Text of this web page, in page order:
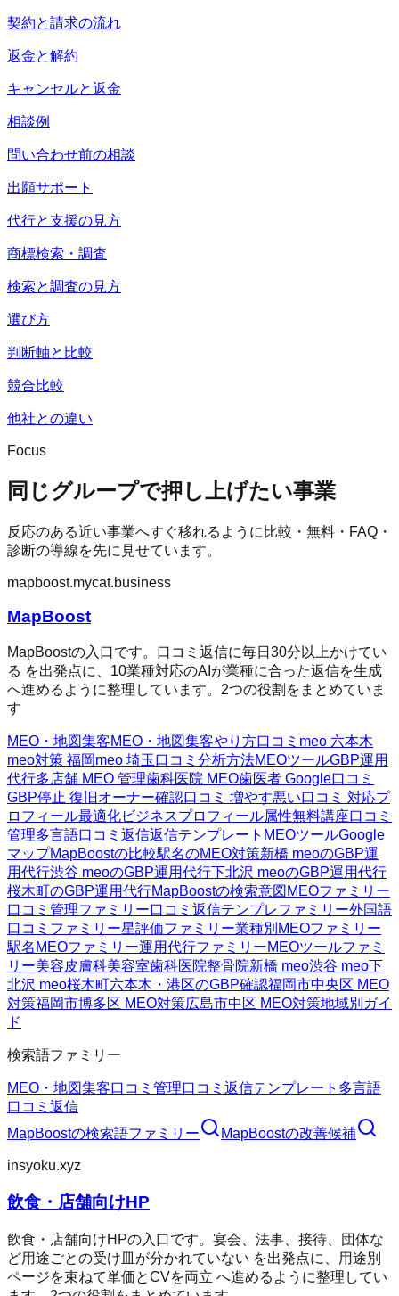
契約と請求の流れ
返金と解約
キャンセルと返金
相談例
問い合わせ前の相談
出願サポート
代行と支援の見方
商標検索・調査
検索と調査の見方
選び方
判断軸と比較
競合比較
他社との違い
Focus
同じグループで押し上げたい事業
反応のある近い事業へすぐ移れるように比較・無料・FAQ・
診断の導線を先に見せています。
mapboost.mycat.business
MapBoost
MapBoostの入口です。口コミ返信に毎日30分以上かけてい
る を出発点に、10業種対応のAIが業種に合った返信を生成
へ進めるように整理しています。2つの役割をまとめていま
す
MEO・地図集客MEO・地図集客やり方口コミ meo 六本木
meo対策 福岡meo 埼玉口コミ分析方法MEOツールGBP運用
代行多店舗 MEO 管理歯科医院 MEO歯医者 Google口コミ
GBP停止 復旧 オーナー確認口コミ 増やす悪い口コミ 対応プ
ロフィール最適化ビジネスプロフィール属性無料講座口コミ
管理多言語口コミ返信返信テンプレート MEOツールGoogle
マップMapBoostの比較駅名のMEO対策新橋 meoのGBP運
用代行渋谷 meoのGBP運用代行下北沢 meoのGBP運用代行
桜木町のGBP運用代行MapBoostの検索意図 MEOファミリー
口コミ管理ファミリー口コミ返信テンプレファミリー外国語
口コミファミリー星評価ファミリー業種別MEOファミリー
駅名MEOファミリー運用代行ファミリーMEOツールファミ
リー美容皮膚科美容室歯科医院整骨院新橋 meo渋谷 meo下
北沢 meo桜木町六本木・港区のGBP確認福岡市中央区 MEO
対策福岡市博多区 MEO対策広島市中区 MEO対策地域別ガイ
ド
検索語ファミリー
MEO・地図集客口コミ管理口コミ返信テンプレート 多言語
口コミ返信
MapBoostの検索語ファミリー MapBoostの改善候補
insyoku.xyz
飲食・店舗向けHP
飲食・店舗向けHPの入口です。宴会、法事、接待、団体な
ど用途ごとの受け皿が分かれていない を出発点に、用途別
ページを束ねて単価とCVを両立 へ進めるように整理してい